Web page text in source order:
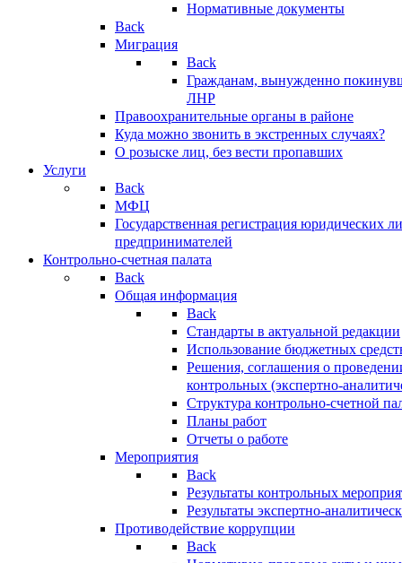
Нормативные документы
Back
Миграция
Back
Гражданам, вынужденно
ЛНР
Правоохранительные органы в районе
Куда можно звонить в экстренных случаях?
О розыске лиц, без вести пропавших
Услуги
Back
МФЦ
Государственная регистрация юридических
предпринимателей
Контрольно-счетная палата
Back
Общая информация
Back
Стандарты в актуальной редакции
Использование бюджетных
Решения, соглашения о
контрольных (экспертно-
Структура контрольно-счетной
Планы работ
Отчеты о работе
Мероприятия
Back
Результаты контрольных
Результаты экспертно-
Противодействие коррупции
Back